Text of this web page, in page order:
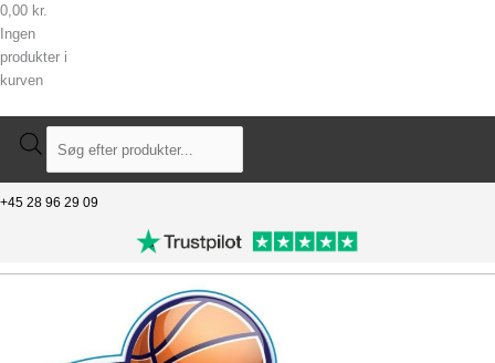
0,00 kr.
Ingen
produkter i
kurven
+45 28 96 29 09
Fri fragt over 699 kr.